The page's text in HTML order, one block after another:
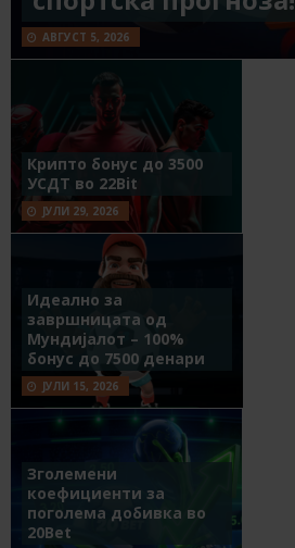
АВГУСТ 5, 2026
Крипто бонус до 3500
УСДТ во 22Bit
ЈУЛИ 29, 2026
Идеално за
завршницата од
Мундијалот – 100%
бонус до 7500 денари
ЈУЛИ 15, 2026
Зголемени
коефициенти за
поголема добивка во
20Bet